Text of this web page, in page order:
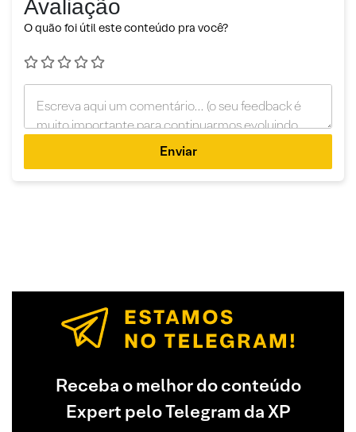
Avaliação
O quão foi útil este conteúdo pra você?
Enviar
Receba o melhor do conteúdo
Expert pelo Telegram da XP